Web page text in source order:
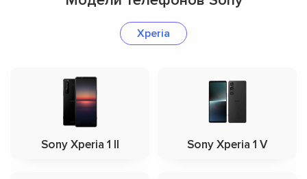
Xperia
Sony Xperia 1 II Sony Xperia 1 V